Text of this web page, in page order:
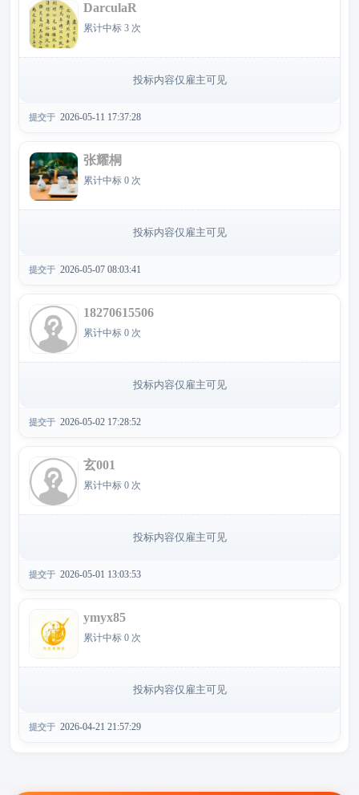
DarculaR
累计中标 3 次
投标内容仅雇主可见
提交于 2026-05-11 17:37:28
张耀桐
累计中标 0 次
投标内容仅雇主可见
提交于 2026-05-07 08:03:41
18270615506
累计中标 0 次
投标内容仅雇主可见
提交于 2026-05-02 17:28:52
玄001
累计中标 0 次
投标内容仅雇主可见
提交于 2026-05-01 13:03:53
ymyx85
累计中标 0 次
投标内容仅雇主可见
提交于 2026-04-21 21:57:29